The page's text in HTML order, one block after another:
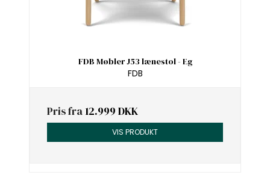
FDB Møbler J53 lænestol - Eg
FDB
Pris fra 12.999 DKK
VIS PRODUKT